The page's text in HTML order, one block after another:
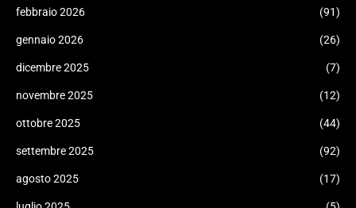
febbraio 2026 (91)
gennaio 2026 (26)
dicembre 2025 (7)
novembre 2025 (12)
ottobre 2025 (44)
settembre 2025 (92)
agosto 2025 (17)